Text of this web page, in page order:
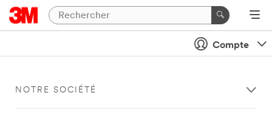
Compte
NOTRE SOCIÉTÉ